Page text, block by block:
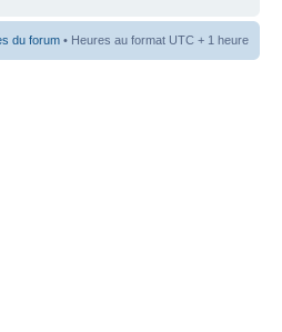
du forum • Heures au format UTC + 1 heure